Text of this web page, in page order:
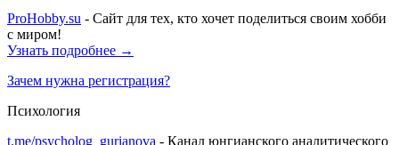
ProHobby.su - Сайт для тех, кто хочет поделиться своим хобби
с миром!
Узнать подробнее →
Зачем нужна регистрация?
Психология
t.me/psycholog_gurianova - Канал юнгианского аналитического